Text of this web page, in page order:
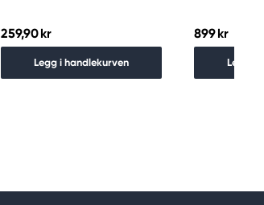
259,90 kr
Legg i handlekurven
899 kr
Legg i